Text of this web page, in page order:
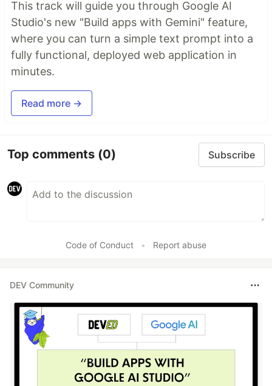
This track will guide you through Google AI
Studio's new "Build apps with Gemini" feature,
where you can turn a simple text prompt into a
fully functional, deployed web application in
minutes.
Read more →
Top comments (0) Subscribe
Code of Conduct • Report abuse
DEV Community